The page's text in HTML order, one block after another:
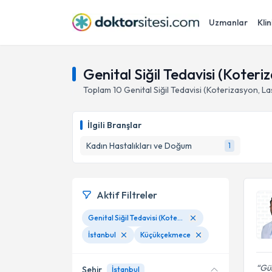
Uzmanlar
Genital Siğil Tedavisi
Toplam 10 Genital Siğil Tedavisi (Koterizasyon,
İlgili Branşlar
Kadın Hastalıkları ve Doğum
1
Aktif Filtreler
Genital Siğil Tedavisi (Koterizasyon, Laser Ve Kryoterapi)
İstanbul
Küçükçekmece
Şehir İstanbul